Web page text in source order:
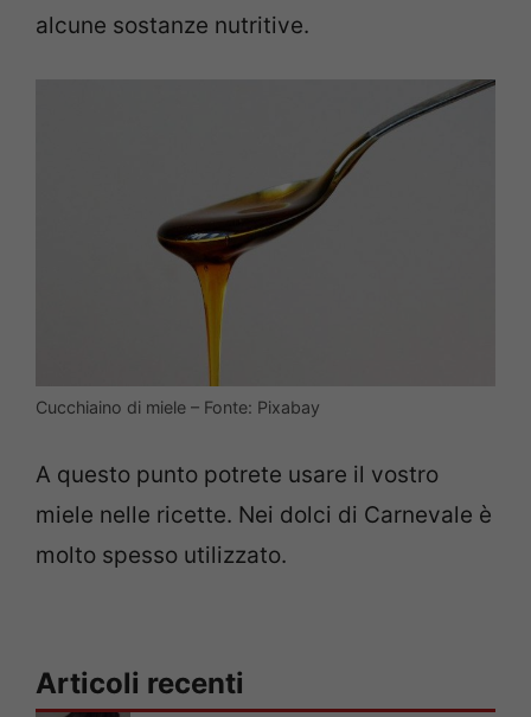
alcune sostanze nutritive.
Cucchiaino di miele – Fonte: Pixabay
A questo punto potrete usare il vostro
miele nelle ricette. Nei dolci di Carnevale è
molto spesso utilizzato.
Articoli recenti